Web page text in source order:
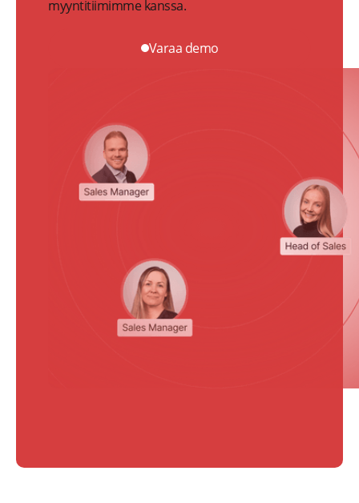
myyntitiimimme kanssa.
Varaa demo